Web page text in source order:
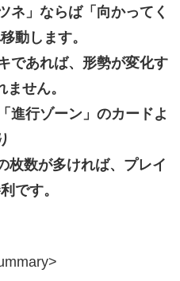
ネ」ならば「向かってく
動します。
であれば、形勢が変化す
ません。
進行ゾーン」のカードよ
枚数が多ければ、プレイ
です。